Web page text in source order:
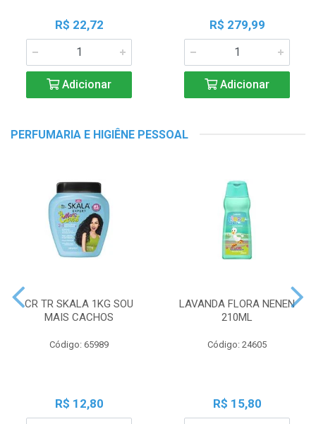
R$ 22,72
Adicionar
R$ 279,99
Adicionar
PERFUMARIA E HIGIÊNE PESSOAL
CR TR SKALA 1KG SOU
MAIS CACHOS
Código: 65989
R$ 12,80
LAVANDA FLORA NENEN
210ML
Código: 24605
R$ 15,80